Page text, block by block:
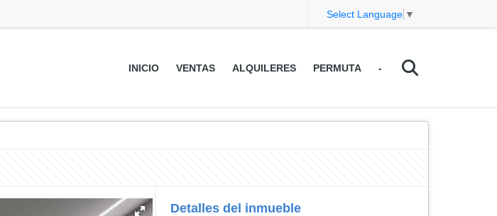
Select Language ▼
INICIO VENTAS ALQUILERES PERMUTA -
Detalles del inmueble